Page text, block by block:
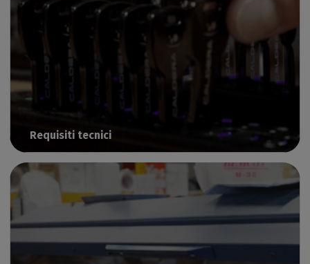
Requisiti tecnici